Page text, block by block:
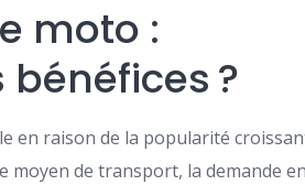
moto :
?
en raison de la popularité
moyen de transport, la demande en